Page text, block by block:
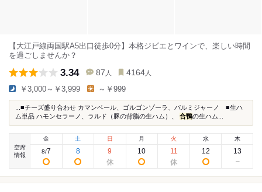
【大江戸線両国駅A5出口徒歩0分】本格ジビエとワインで、楽しい時間
を過ごしませんか？
3.34 87 人 4164 人
￥3,000～￥3,999 ～￥999
...■チーズ盛り合わせ カマンベール、ゴルゴンゾーラ、パルミジャーノ ■生ハ
ム単品 ハモンセラーノ、ラルド（豚の背脂の生ハム）、 合鴨の生ハム...
空席
情報
金
8/7
土
8
日
9
月
10
火
11
水
12
木
13